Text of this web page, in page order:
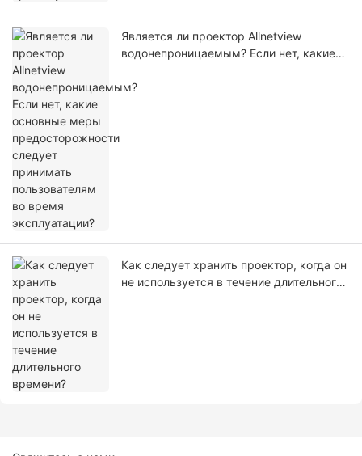
Является ли проектор Allnetview
водонепроницаемым? Если нет, какие
следует принимать пользователям во
Как следует хранить проектор, когда он
не используется в течение длительного